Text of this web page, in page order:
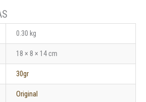
0.30 kg
18 × 8 × 14 cm
30gr
Original